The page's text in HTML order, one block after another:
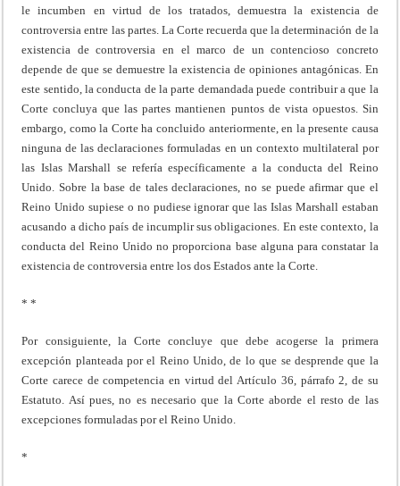
le incumben en virtud de los tratados, demuestra la existencia de
controversia entre las partes. La Corte recuerda que la determinación de la
existencia de controversia en el marco de un contencioso concreto
depende de que se demuestre la existencia de opiniones antagónicas. En
este sentido, la conducta de la parte demandada puede contribuir a que la
Corte concluya que las partes mantienen puntos de vista opuestos. Sin
embargo, como la Corte ha concluido anteriormente, en la presente causa
ninguna de las declaraciones formuladas en un contexto multilateral por
las Islas Marshall se refería específicamente a la conducta del Reino
Unido. Sobre la base de tales declaraciones, no se puede afirmar que el
Reino Unido supiese o no pudiese ignorar que las Islas Marshall estaban
acusando a dicho país de incumplir sus obligaciones. En este contexto, la
conducta del Reino Unido no proporciona base alguna para constatar la
existencia de controversia entre los dos Estados ante la Corte.
* *
Por consiguiente, la Corte concluye que debe acogerse la primera
excepción planteada por el Reino Unido, de lo que se desprende que la
Corte carece de competencia en virtud del Artículo 36, párrafo 2, de su
Estatuto. Así pues, no es necesario que la Corte aborde el resto de las
excepciones formuladas por el Reino Unido.
*